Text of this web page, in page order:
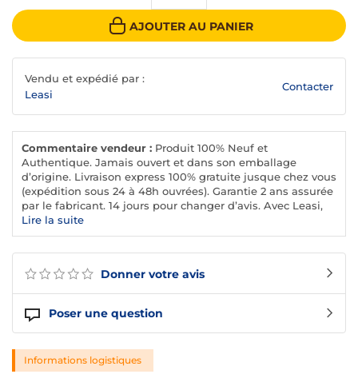
Donner votre avis
Poser une question
AJOUTER AU PANIER
Vendu et expédié par :
Leasi
Contacter
Commentaire vendeur : Produit 100% Neuf et
Authentique. Jamais ouvert et dans son emballage
d’origine. Livraison express 100% gratuite jusque chez vous
(expédition sous 24 à 48h ouvrées). Garantie 2 ans assurée
par le fabricant. 14 jours pour changer d’avis. Avec Leasi,
même le service client, c’est simple et sympa.
Lire la suite
Informations logistiques